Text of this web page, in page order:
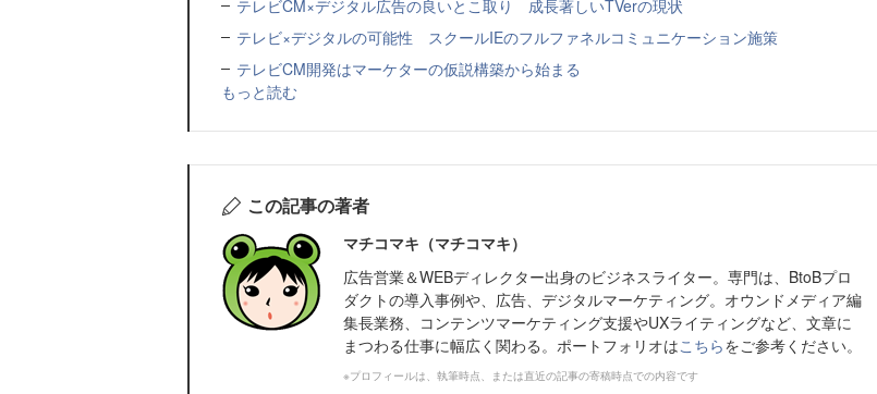
テレビCM×デジタル広告の良いとこ取り 成長著しいTVerの現状
テレビ×デジタルの可能性 スクールIEのフルファネルコミュニケーション施策
テレビCM開発はマーケターの仮説構築から始まる
もっと読む
この記事の著者
マチコマキ（マチコマキ）
広告営業＆WEBディレクター出身のビジネスライター。専門は、BtoBプロ
ダクトの導入事例や、広告、デジタルマーケティング。オウンドメディア編
集長業務、コンテンツマーケティング支援やUXライティングなど、文章に
まつわる仕事に幅広く関わる。ポートフォリオはこちらをご参考ください。
※プロフィールは、執筆時点、または直近の記事の寄稿時点での内容です